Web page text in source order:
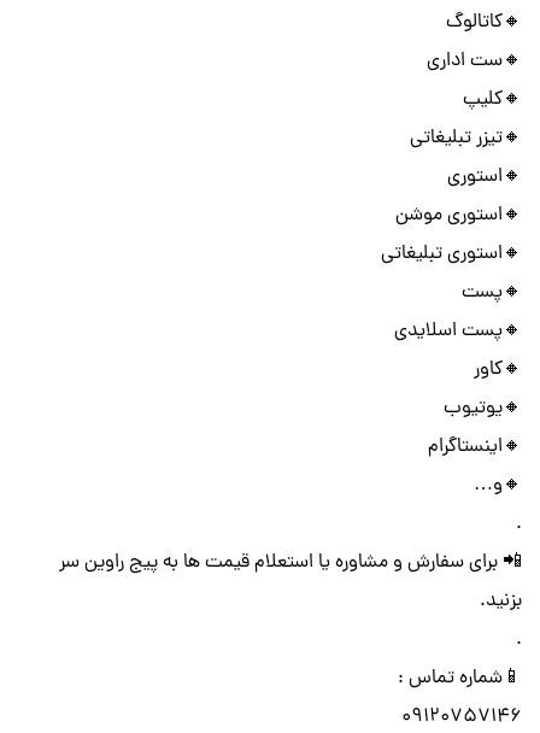
🔸کاتالوگ
🔸ست اداری
🔸کلیپ
🔸تیزر تبلیغاتی
🔸استوری
🔸استوری موشن
🔸استوری تبلیغاتی
🔸پست
🔸پست اسلایدی
🔸کاور
🔸یوتیوب
🔸اینستاگرام
🔸و…
.
📲 برای سفارش و مشاوره یا استعلام قیمت ها به پیج راوین سر
بزنید.
.
📱شماره تماس :
09120757146